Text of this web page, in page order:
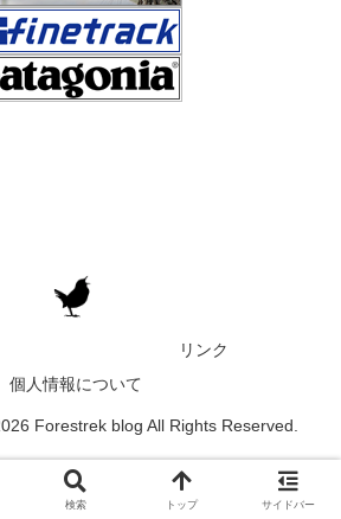
リンク
個人情報について
Forestrek blog All Rights Reserved.
検索 トップ サイドバー